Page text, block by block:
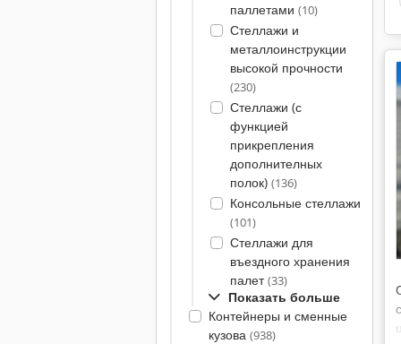
паллетами (10)
Стеллажи и
металлоинструкции
высокой прочности
(230)
Стеллажи (с
функцией
прикрепления
дополнителных
полок) (136)
Консольные стеллажи
(101)
Стеллажи для
въездного хранения
палет(33)
Показать больше
Контейнеры и сменные
кузова (938)